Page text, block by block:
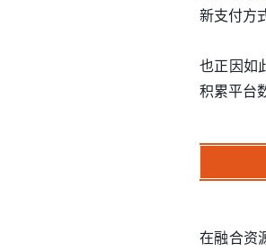
新支付方
也正因如
积累平台
在融合资